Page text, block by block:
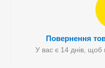
Повернення
У вас є 14 днів, щоб